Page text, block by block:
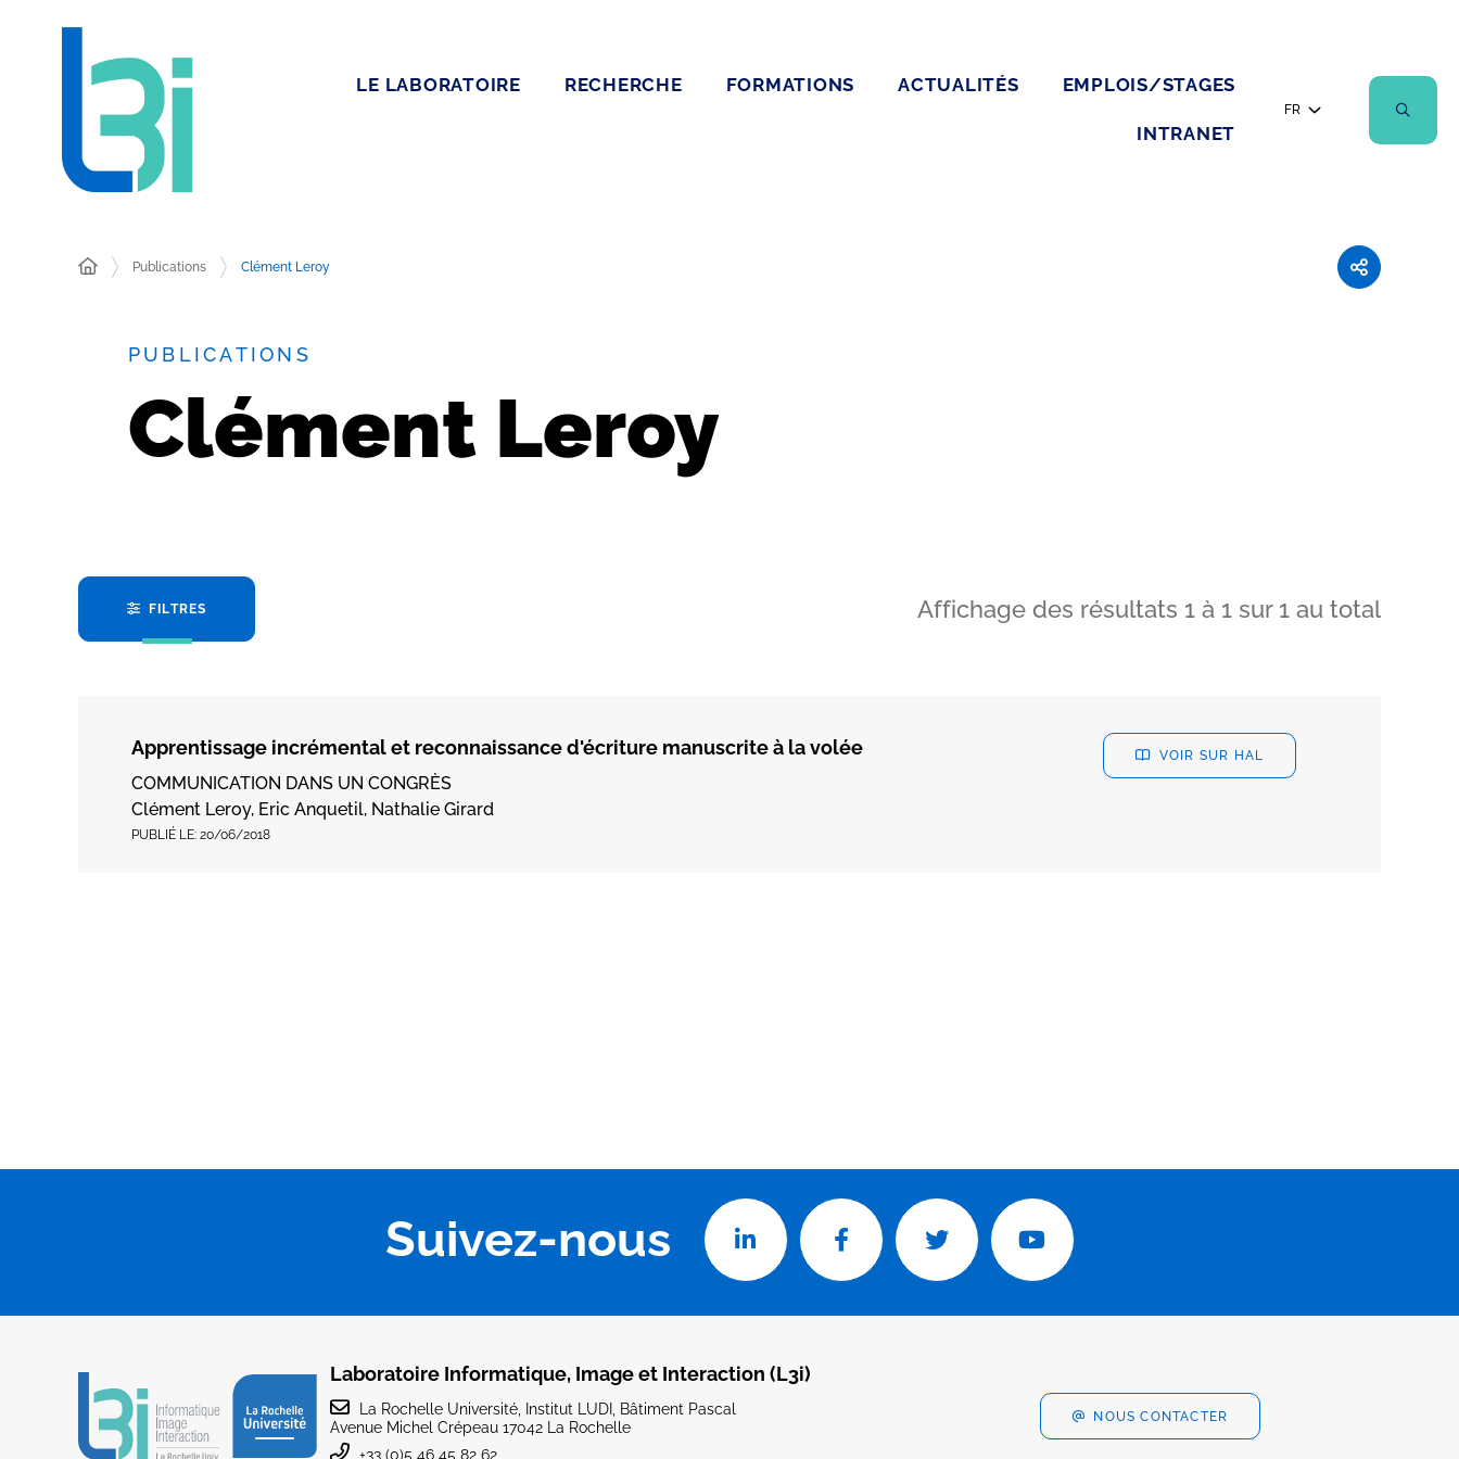
LE LABORATOIRE RECHERCHE FORMATIONS ACTUALITÉS EMPLOIS/STAGES
INTRANET
FR
Publications Clément Leroy
PUBLICATIONS
Clément Leroy
FILTRES Affichage des résultats 1 à 1 sur 1 au total
Apprentissage incrémental et reconnaissance d'écriture manuscrite à la volée
COMMUNICATION DANS UN CONGRÈS
Clément Leroy, Eric Anquetil, Nathalie Girard
PUBLIÉ LE: 20/06/2018
VOIR SUR HAL
Suivez-nous
Laboratoire Informatique, Image et Interaction (L3i)
La Rochelle Université, Institut LUDI, Bâtiment Pascal
Avenue Michel Crépeau 17042 La Rochelle
+33 (0)5 46 45 82 62
NOUS CONTACTER